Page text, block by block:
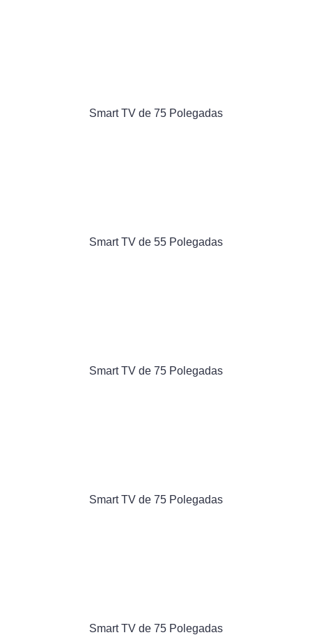
Smart TV de 75 Polegadas
Smart TV de 55 Polegadas
Smart TV de 75 Polegadas
Smart TV de 75 Polegadas
Smart TV de 75 Polegadas